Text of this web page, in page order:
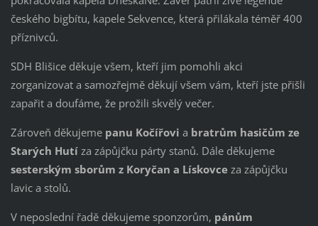
českého bigbítu, kapele Sekvence, která přilákala téměř 400
příznivců.
SDH Blišice děkuje všem, kteří jim pomohli akci
zorganizovat a samozřejmě děkují všem vám, kteří jste přišli
zapařit a doufáme, že prožili skvělý večer.
Zároveň děkujeme panu Kočířovi a bratrům hasičům ze
Starých Hutíza zápůjčku párty stanů. Dále děkujeme
sesterským sborům z Koryčan a Lískovceza zápůjčku
lavic a stolů.
V neposlední řadě děkujeme sponzorům, pánům